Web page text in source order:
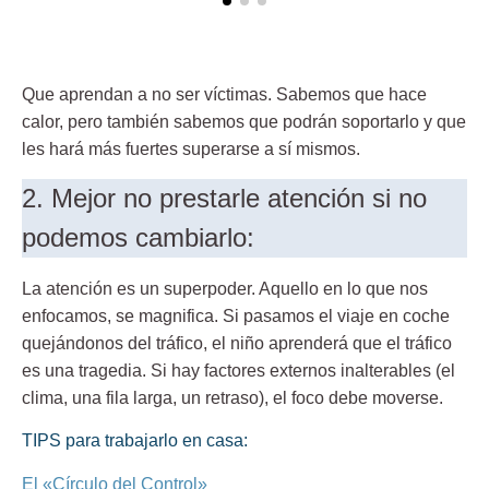
Que aprendan a no ser víctimas. Sabemos que hace
calor, pero también sabemos que podrán soportarlo y que
les hará más fuertes superarse a sí mismos.
2. Mejor no prestarle atención si no
podemos cambiarlo:
La atención es un superpoder. Aquello en lo que nos
enfocamos, se magnifica. Si pasamos el viaje en coche
quejándonos del tráfico, el niño aprenderá que el tráfico
es una tragedia. Si hay factores externos inalterables (el
clima, una fila larga, un retraso), el foco debe moverse.
TIPS para trabajarlo en casa:
El «Círculo del Control»